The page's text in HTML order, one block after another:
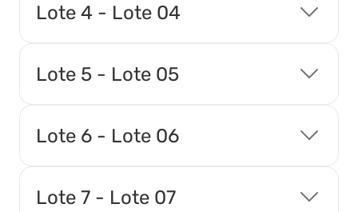
Tipo:Documento
Lote 4 - Lote 04
Lote 5 - Lote 05
Lote 6 - Lote 06
Lote 7 - Lote 07